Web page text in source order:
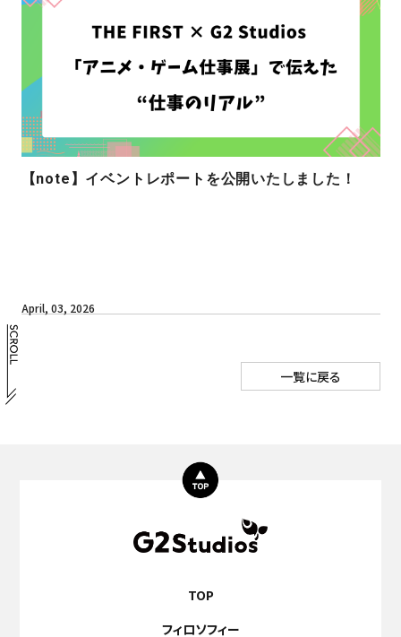
【note】イベントレポートを公開いたしました！
April, 03, 2026
一覧に戻る
TOP
フィロソフィー